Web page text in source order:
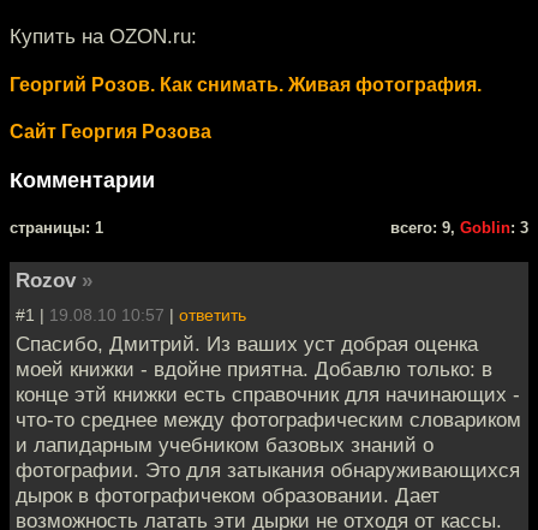
Купить на OZON.ru:
Георгий Розов. Как снимать. Живая фотография.
Сайт Георгия Розова
Комментарии
cтраницы: 1 всего: 9, Goblin: 3
Rozov »
#1 | 19.08.10 10:57 | ответить
Спасибо, Дмитрий. Из ваших уст добрая оценка
моей книжки - вдойне приятна. Добавлю только: в
конце этй книжки есть справочник для начинающих -
что-то среднее между фотографическим словариком
и лапидарным учебником базовых знаний о
фотографии. Это для затыкания обнаруживающихся
дырок в фотографичеком образовании. Дает
возможность латать эти дырки не отходя от кассы.